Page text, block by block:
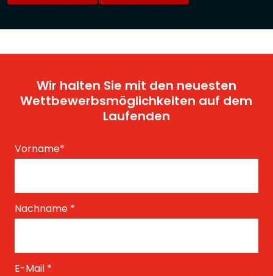
Wir halten Sie mit den neuesten
Wettbewerbsmöglichkeiten auf dem
Laufenden
Vorname*
Nachname *
E-Mail *